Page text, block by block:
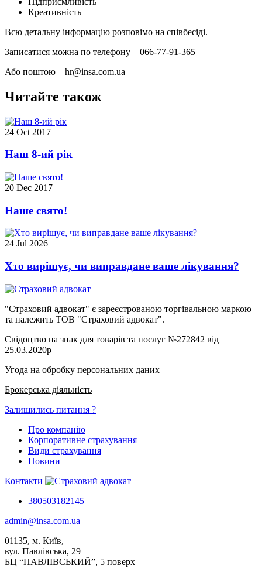
Креативність
Всю детальну інформацію розповімо на співбесіді.
Записатися можна по телефону – 066-77-91-365
Або поштою – hr@insa.com.ua
Читайте також
24 Oct 2017
Наш 8-ий рік
20 Dec 2017
Наше свято!
24 Jul 2026
Хто вирішує, чи виправдане ваше лікування?
"Страховий адвокат" є зареєстрованою торгівальною маркою
та належить ТОВ "Страховий адвокат".
Свідоцтво на знак для товарів та послуг №272842 від
25.03.2020р
Угода на обробку персональних даних
Брокерська діяльність
Залишились питання ?
Про компанію
Корпоративне страхування
Види страхування
Новини
Контакти
380503182145
admin@insa.com.ua
01135, м. Київ,
вул. Павлівська, 29
БЦ “ПАВЛІВСЬКИЙ”, 5 поверх